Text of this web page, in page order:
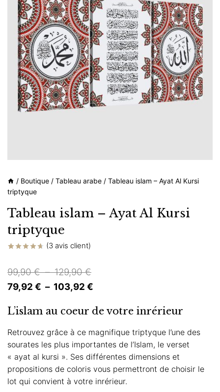
/ Boutique / Tableau arabe / Tableau islam – Ayat Al Kursi
triptyque
Tableau islam – Ayat Al Kursi
triptyque
basé sur
notations
client
(3 avis client)
99,90€ – 129,90€Plage
de
99,90 €
à
129,90 €
79,92 € – 103,92 €
prix :
79,92 €
à
103,92 €
L’islam au coeur de votre inrérieur
Retrouvez grâce à ce magnifique triptyque l’une des
sourates les plus importantes de l’Islam, le verset
« ayat al kursi ». Ses différentes dimensions et
propositions de coloris vous permettront de choisir le
lot qui convient à votre inrérieur.